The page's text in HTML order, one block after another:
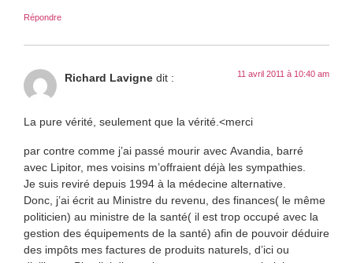
Répondre
Richard Lavigne dit : 11 avril 2011 à 10:40 am
La pure vérité, seulement que la vérité.<merci
par contre comme j’ai passé mourir avec Avandia, barré
avec Lipitor, mes voisins m’offraient déjà les sympathies.
Je suis reviré depuis 1994 à la médecine alternative.
Donc, j’ai écrit au Ministre du revenu, des finances( le même
politicien) au ministre de la santé( il est trop occupé avec la
gestion des équipements de la santé) afin de pouvoir déduire
des impôts mes factures de produits naturels, d’ici ou